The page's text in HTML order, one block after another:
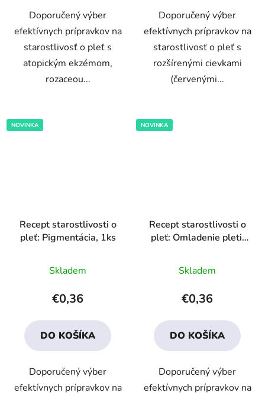
hviezdičiek.
Doporučený výber
efektívnych prípravkov na
starostlivosť o pleť s
atopickým ekzémom,
rozaceou...
hviezdičiek.
Doporučený výber
efektívnych prípravkov na
starostlivosť o pleť s
rozšírenými cievkami
(červenými...
NOVINKA
Recept starostlivosti o
pleť: Pigmentácia, 1ks
hodnotenie
produktu
je
4,8
z
hviezdičiek.
Skladem
€0,36
DO KOŠÍKA
Doporučený výber
efektívnych prípravkov na
NOVINKA
Recept starostlivosti o
pleť: Omladenie pleti,
hodnotenie
produktu
je
4,4
z
hviezdičiek.
Skladem
€0,36
DO KOŠÍKA
Doporučený výber
efektívnych prípravkov na